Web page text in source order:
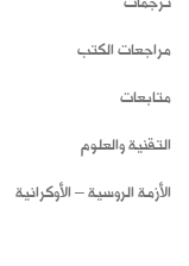
مراجعات الكتب
متابعات
التقنية والعلوم
الأزمة الروسية – الأوكرانية